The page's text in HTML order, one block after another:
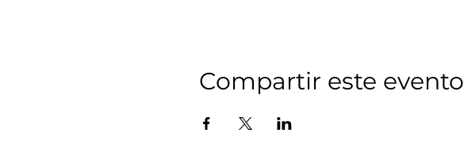
Compartir este evento